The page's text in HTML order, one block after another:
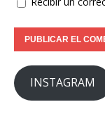
INSTAGRAM